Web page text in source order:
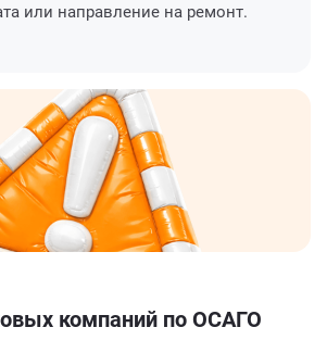
или направление на ремонт.
компаний по ОСАГО